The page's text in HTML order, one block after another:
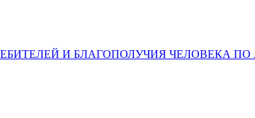
И БЛАГОПОЛУЧИЯ ЧЕЛОВЕКА